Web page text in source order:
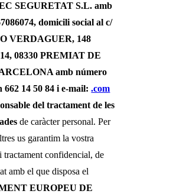
SEGURETAT S.L. amb
domicili social al c/
VERDAGUER, 148
08330 PREMIAT DE
amb número
662 14 50 84 i e-mail:.com
del tractament de les
de caràcter personal. Per
us garantim la vostra
tractament confidencial, de
amb el que disposa el
EUROPEU DE